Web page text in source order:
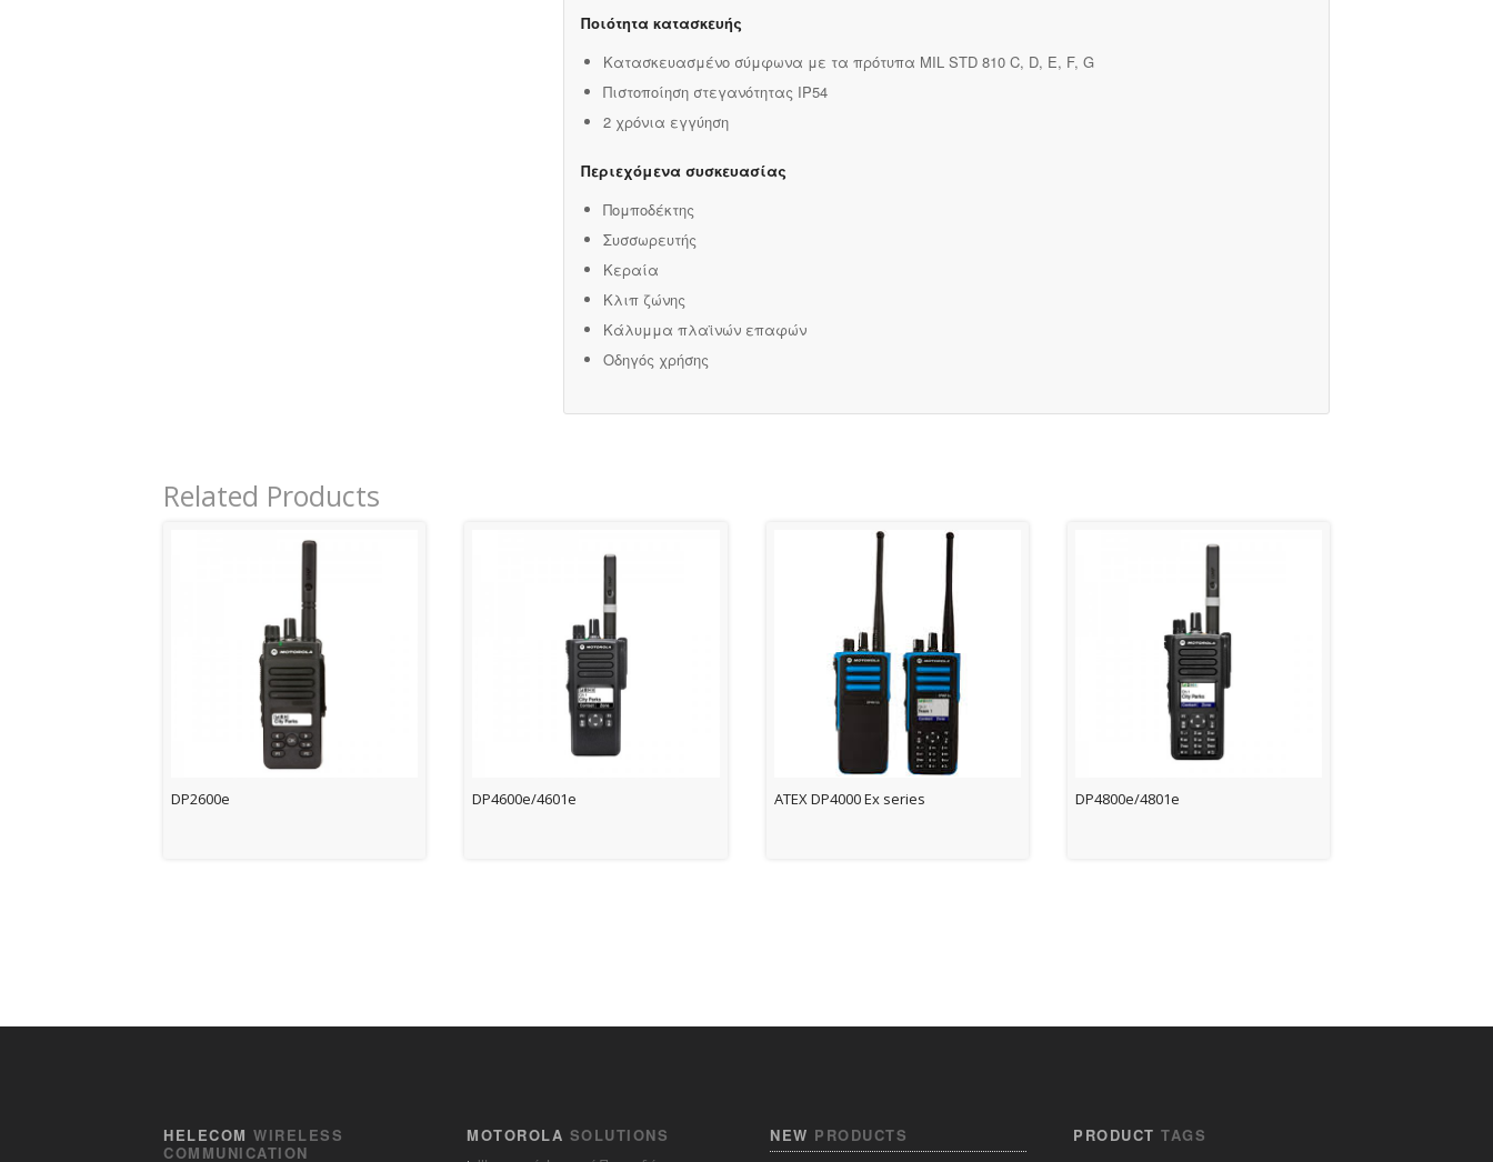
Ποιότητα κατασκευής
Κατασκευασμένο σύμφωνα με τα πρότυπα MIL STD 810 C, D, E, F, G
Πιστοποίηση στεγανότητας IP54
2 χρόνια εγγύηση
Περιεχόμενα συσκευασίας
Πομποδέκτης
Συσσωρευτής
Κεραία
Κλιπ ζώνης
Κάλυμμα πλαϊνών επαφών
Οδηγός χρήσης
Related Products
DP2600e DP4600e/4601e ATEX DP4000 Ex series DP4800e/4801e
HELECOM WIRELESS
COMMUNICATION
MOTOROLA SOLUTIONS NEW PRODUCTS PRODUCT TAGS